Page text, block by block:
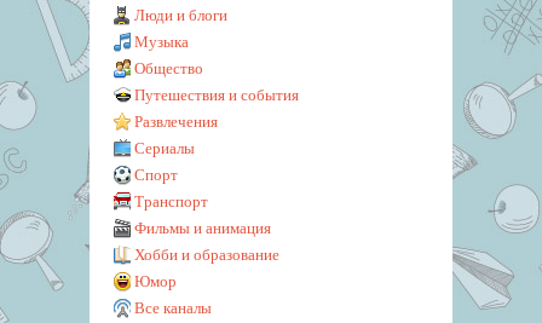
Люди и блоги
Музыка
Общество
Путешествия и события
Развлечения
Сериалы
Спорт
Транспорт
Фильмы и анимация
Хобби и образование
Юмор
Все каналы